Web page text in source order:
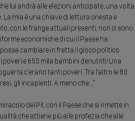
lui andrà alle elezioni anticipate, una volta
mia è una chiave di lettura onesta e
con le frange attuali presenti, non ci sono
economiche di cui il Paese ha
possa cambiare in fretta il gioco politico
poveri e 650 mila bambini denutriti! Una
c’erano tanti poveri. Tra l’altro le 80
gli incapienti. A meno che…”
del Pil, con il Paese che si rimette in
che attiene più alle profezia che alle